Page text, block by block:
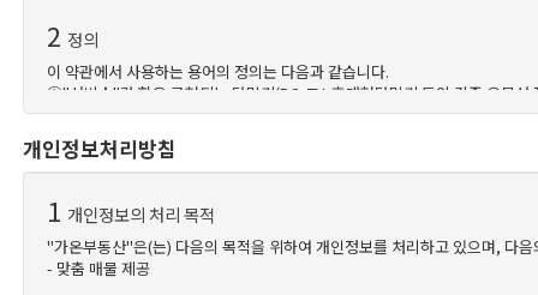
2 정의
이 약관에서 사용하는 용어의 정의는 다음과 같습니다.
①"서비스"라 함은 구현되는 단말기(PC, TV, 휴대형단말기 등의 각종 유무
②"회원"이라 함은 회사의 "서비스"에 접속하여 이 약관에 따라 "회사"와 이
③"아이디(ID)"라 함은 "회원"의 식별과 "서비스" 이용을 위하여 "회원"이
④"비밀번호"라 함은 "회원"이 부여 받은 "아이디와 일치되는 "회원"임을 확
위 항에서 정의되지 않은 이 약관상의 용어의 의미는 일반적인 거래관행에 의
3약관의 게시와 개정
개인정보처리방침
1 개인정보의 처리 목적
"가온부동산"은(는) 다음의 목적을 위하여 개인정보를 처리하고 있으며, 다
- 맞춤 매물 제공